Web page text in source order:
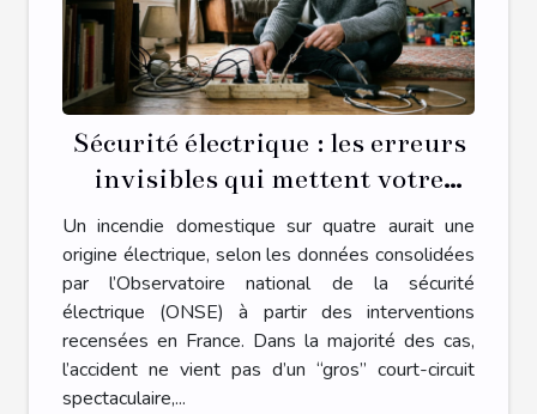
Sécurité électrique : les erreurs
invisibles qui mettent votre
foyer en danger
Un incendie domestique sur quatre aurait une
origine électrique, selon les données consolidées
par l’Observatoire national de la sécurité
électrique (ONSE) à partir des interventions
recensées en France. Dans la majorité des cas,
l’accident ne vient pas d’un “gros” court-circuit
spectaculaire,...